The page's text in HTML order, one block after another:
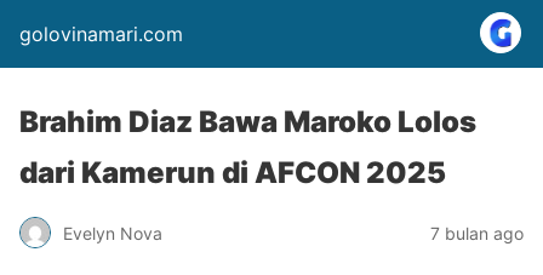
golovinamari.com
Brahim Diaz Bawa Maroko Lolos
dari Kamerun di AFCON 2025
Evelyn Nova 7 bulan ago